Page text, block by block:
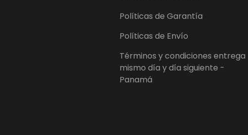
Políticas de Garantía
Políticas de Envío
Términos y condiciones entrega
mismo día y día siguiente -
Panamá